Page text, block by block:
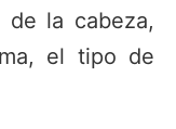
de la cabeza,
el tipo de